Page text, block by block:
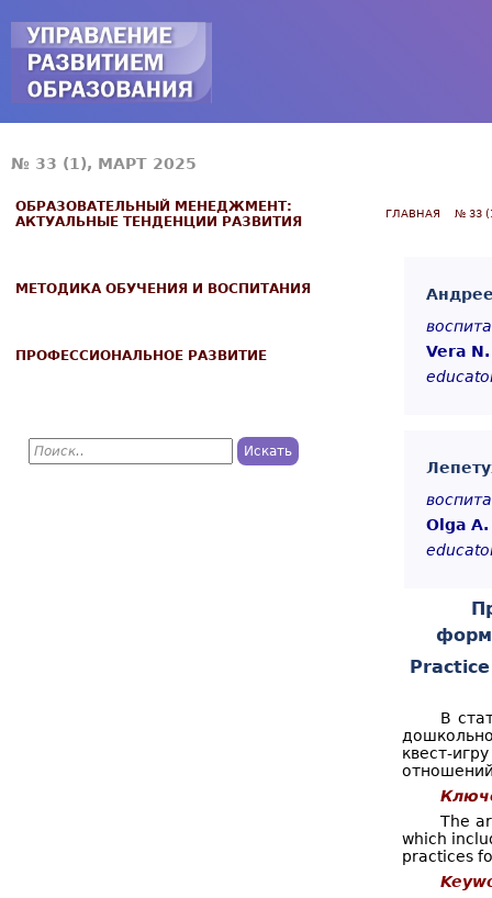
№ 33 (1), МАРТ 2025
ГЛАВНАЯ № 33
Vera
Olga
В
квест-
The
which
practices
ОБРАЗОВАТЕЛЬНЫЙ МЕНЕДЖМЕНТ:
АКТУАЛЬНЫЕ ТЕНДЕНЦИИ РАЗВИТИЯ
МЕТОДИКА ОБУЧЕНИЯ И ВОСПИТАНИЯ
ПРОФЕССИОНАЛЬНОЕ РАЗВИТИЕ
П
о